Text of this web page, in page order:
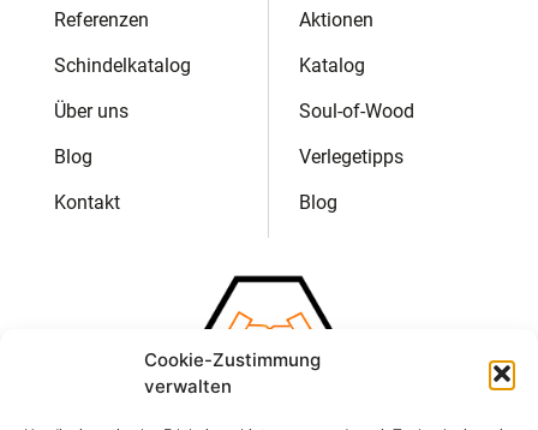
Cookie-Zustimmung
verwalten
Referenzen
Schindelkatalog
Über uns
Blog
Kontakt
Aktionen
Katalog
Soul-of-Wood
Verlegetipps
Blog